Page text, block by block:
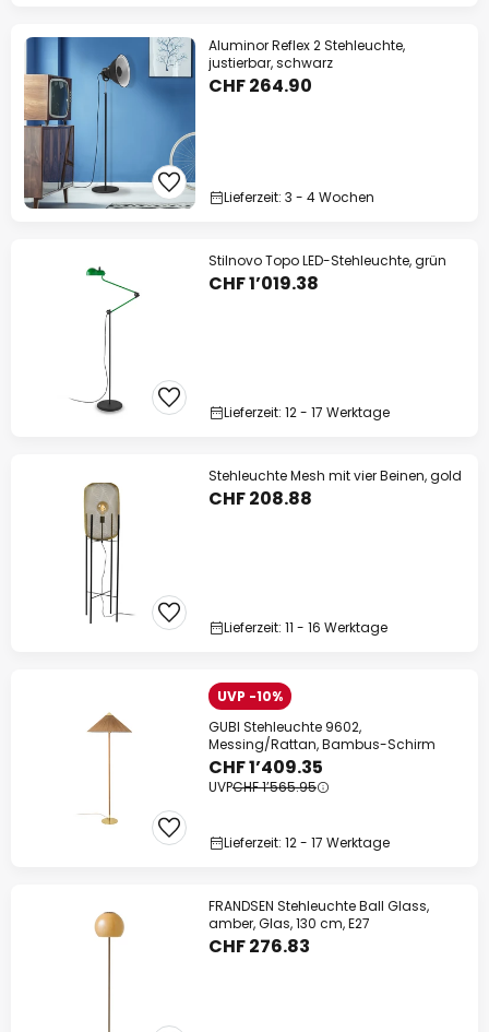
Aluminor Reflex 2 Stehleuchte,
justierbar, schwarz
CHF 264.90
Lieferzeit: 3 - 4 Wochen
Stilnovo Topo LED-Stehleuchte, grün
CHF 1’019.38
Lieferzeit: 12 - 17 Werktage
Stehleuchte Mesh mit vier Beinen, gold
CHF 208.88
Lieferzeit: 11 - 16 Werktage
UVP -10%
GUBI Stehleuchte 9602,
Messing/Rattan, Bambus-Schirm
CHF 1’409.35
UVPCHF 1’565.95
Lieferzeit: 12 - 17 Werktage
FRANDSEN Stehleuchte Ball Glass,
amber, Glas, 130 cm, E27
CHF 276.83